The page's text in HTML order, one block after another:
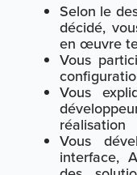
Selon le
décidé,
en œuvre
Vous
Vous
réalisation
Vous
interface,